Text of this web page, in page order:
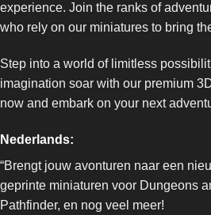
experience. Join the ranks of
who rely on our miniatures to bring
Step into a world of limitless
imagination soar with our premium
now and embark on your next
Nederlands:
“Brengt jouw avonturen naar een
geprinte miniaturen voor Dungeons
Pathfinder, en nog veel meer!